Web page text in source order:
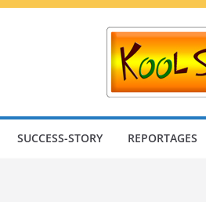
SUCCESS-STORY REPORTAGES